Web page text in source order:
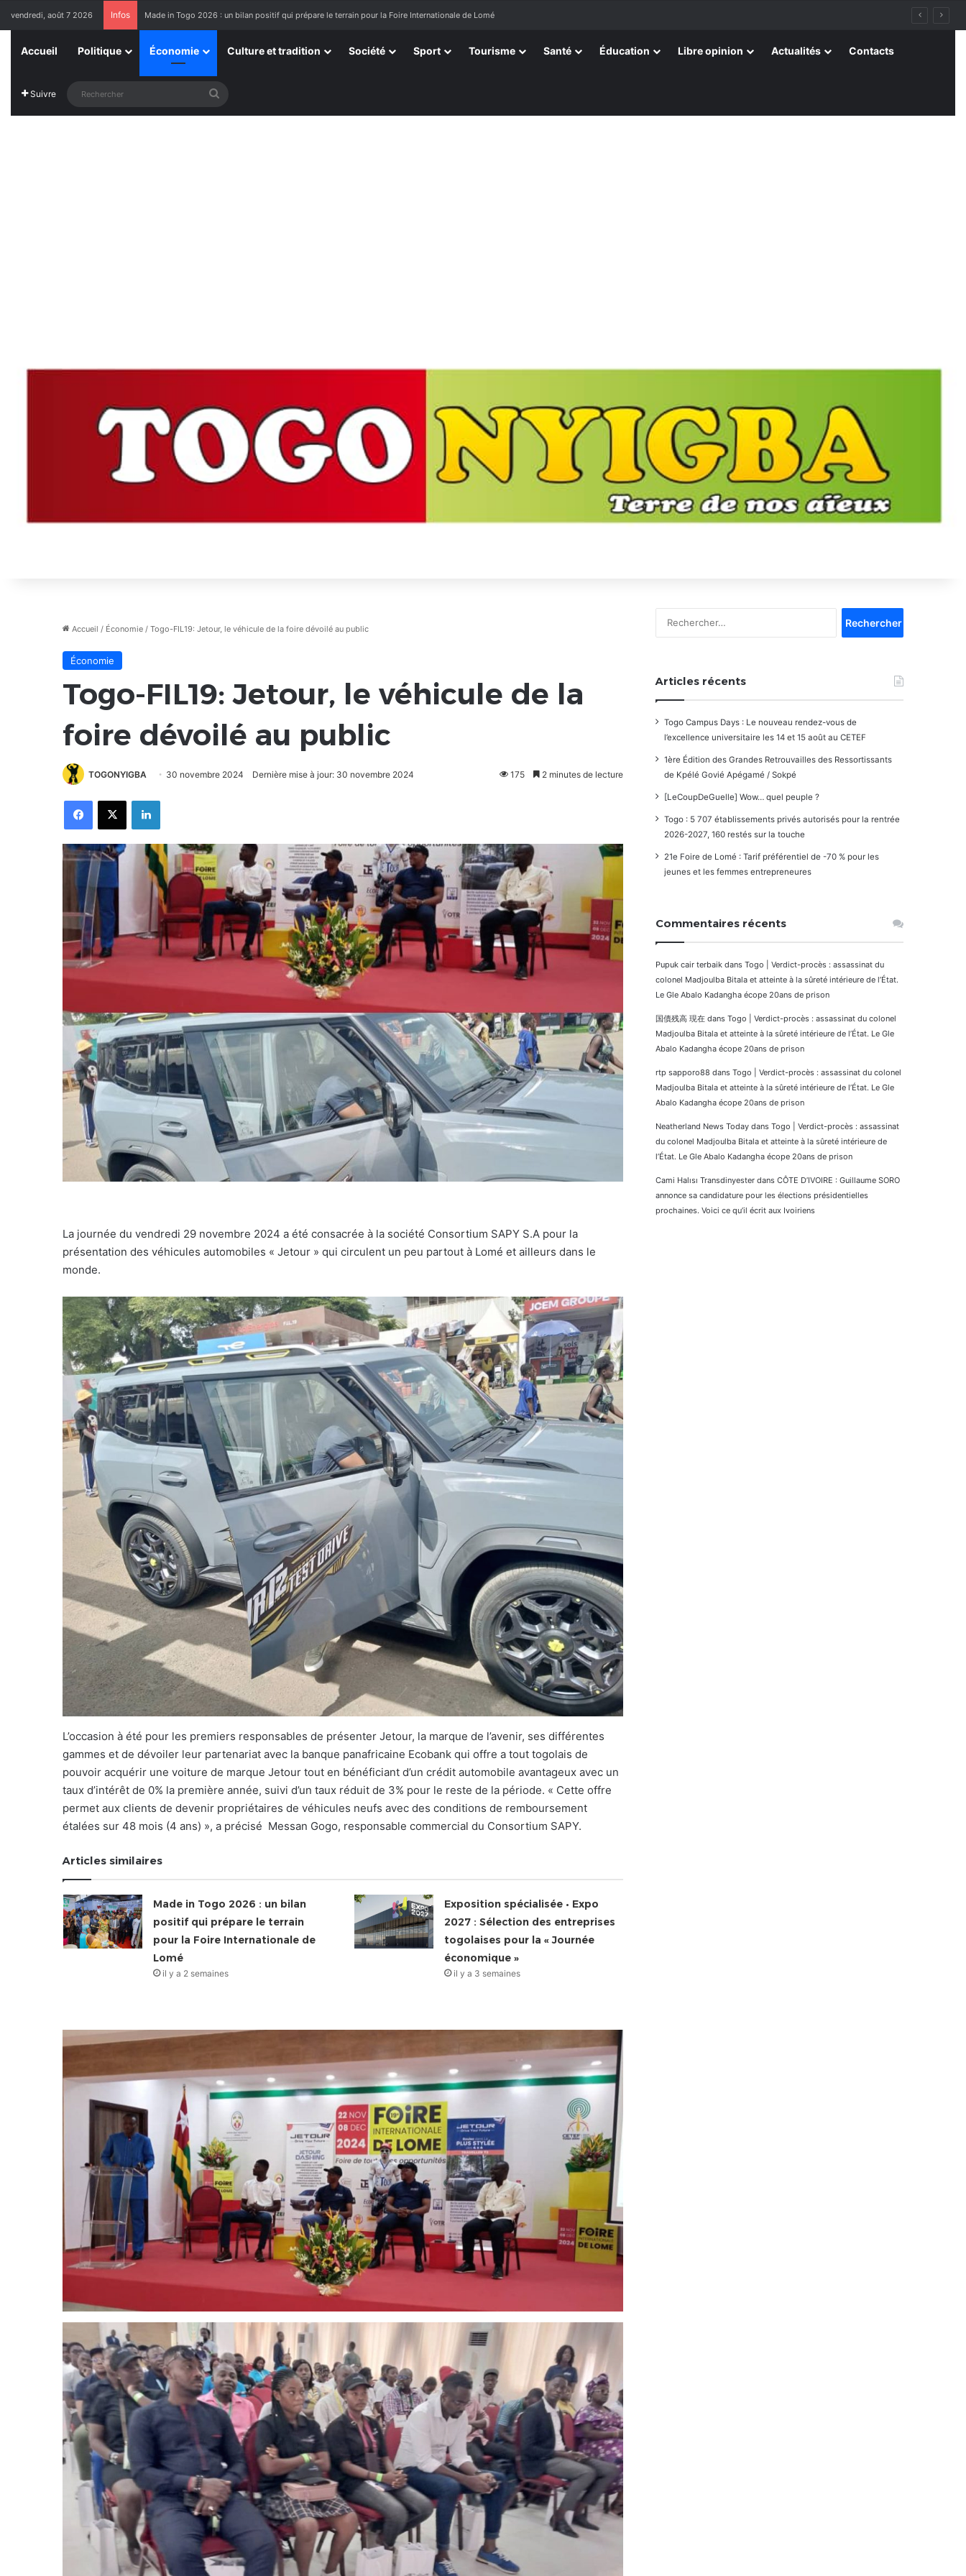
vendredi, août 7 2026 Infos Made in Togo 2026 : un bilan positif qui prépare le terrain pour la Foire Internationale de Lomé
Accueil Politique Économie Culture et tradition Société Sport Tourisme Santé Éducation Libre opinion Actualités Contacts
Suivre
Accueil / Économie / Togo-FIL19: Jetour, le véhicule de la foire dévoilé au public
Économie
Togo-FIL19: Jetour, le véhicule de la
foire dévoilé au public
TOGONYIGBA 30 novembre 2024 Dernière mise à jour: 30 novembre 2024 175 2 minutes de lecture
FacebookX Linkedin
La journée du vendredi 29 novembre 2024 a été consacrée à la société Consortium SAPY S.A pour la
présentation des véhicules automobiles « Jetour » qui circulent un peu partout à Lomé et ailleurs dans le
monde.
L’occasion à été pour les premiers responsables de présenter Jetour, la marque de l’avenir, ses différentes
gammes et de dévoiler leur partenariat avec la banque panafricaine Ecobank qui offre a tout togolais de
pouvoir acquérir une voiture de marque Jetour tout en bénéficiant d’un crédit automobile avantageux avec un
taux d’intérêt de 0% la première année, suivi d’un taux réduit de 3% pour le reste de la période. « Cette offre
permet aux clients de devenir propriétaires de véhicules neufs avec des conditions de remboursement
étalées sur 48 mois (4 ans) », a précisé Messan Gogo, responsable commercial du Consortium SAPY.
Articles similaires
Made in Togo 2026 : un bilan
positif qui prépare le terrain
pour la Foire Internationale de
Lomé
il y a 2 semaines
Exposition spécialisée • Expo
2027 : Sélection des entreprises
togolaises pour la « Journée
économique »
il y a 3 semaines
Articles récents
Togo Campus Days : Le nouveau rendez-vous de
l’excellence universitaire les 14 et 15 août au CETEF
1ère Édition des Grandes Retrouvailles des Ressortissants
de Kpélé Govié Apégamé / Sokpé
[LeCoupDeGuelle] Wow… quel peuple ?
Togo : 5 707 établissements privés autorisés pour la rentrée
2026-2027, 160 restés sur la touche
21e Foire de Lomé : Tarif préférentiel de -70 % pour les
jeunes et les femmes entrepreneures
Commentaires récents
Pupuk cair terbaik dans Togo | Verdict-procès : assassinat du
colonel Madjoulba Bitala et atteinte à la sûreté intérieure de l’État.
Le Gle Abalo Kadangha écope 20ans de prison
国債残高 現在 dans Togo | Verdict-procès : assassinat du colonel
Madjoulba Bitala et atteinte à la sûreté intérieure de l’État. Le Gle
Abalo Kadangha écope 20ans de prison
rtp sapporo88 dans Togo | Verdict-procès : assassinat du colonel
Madjoulba Bitala et atteinte à la sûreté intérieure de l’État. Le Gle
Abalo Kadangha écope 20ans de prison
Neatherland News Today dans Togo | Verdict-procès : assassinat
du colonel Madjoulba Bitala et atteinte à la sûreté intérieure de
l’État. Le Gle Abalo Kadangha écope 20ans de prison
Cami Halısı Transdinyester dans CÔTE D’IVOIRE : Guillaume SORO
annonce sa candidature pour les élections présidentielles
prochaines. Voici ce qu’il écrit aux Ivoiriens